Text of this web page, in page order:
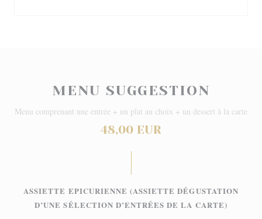
MENU SUGGESTION
Menu comprenant une entrée + un plat au choix + un dessert à la carte
48,00 EUR
ASSIETTE EPICURIENNE (ASSIETTE DÉGUSTATION
D’UNE SÉLECTION D’ENTRÉES DE LA CARTE)